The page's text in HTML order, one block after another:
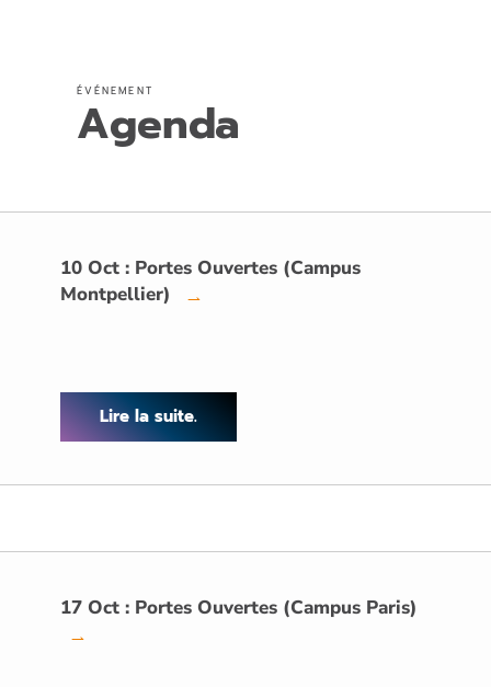
ÉVÉNEMENT
Agenda
10 Oct : Portes Ouvertes (Campus
Montpellier)
→
Lire la suite.
17 Oct : Portes Ouvertes (Campus Paris)
→